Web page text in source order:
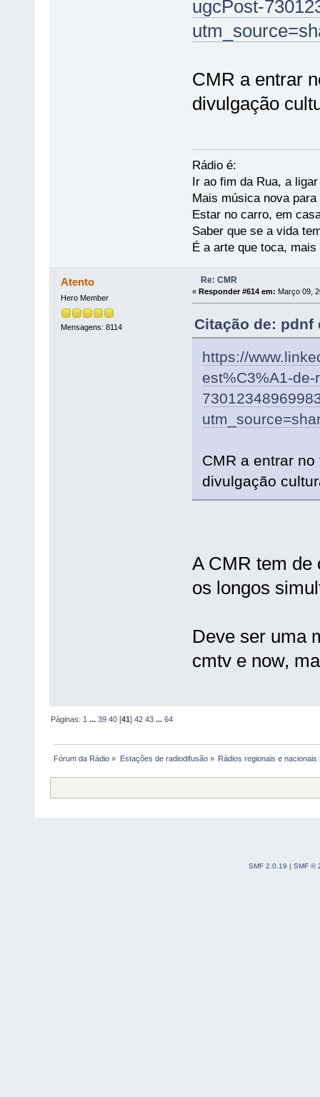
ugcPost-
CMR a entrar
divulgação
Rádio é:
Ir ao fim da Rua, a
Mais música nova
Estar no carro, em
Saber que se a vida
É a arte que toca,
Atento
Hero Member
Mensagens: 8114
Re: CMR
« Responder #614 em: Março 09,
Citação de: pdnf
https://
est%C3%A1-
CMR a entrar
divulgação
A CMR tem de
os longos
Deve ser uma
cmtv e now,
Páginas:1 ...39 40 [41]42 43 ...64
Fórum da Rádio » Estações de radiodifusão» Rádios regionais e nacionais
SMF 2.0.19
SMF ©